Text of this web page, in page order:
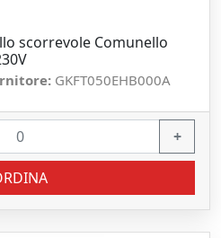
scorrevole Comunello
GKFT050EHB000A
+